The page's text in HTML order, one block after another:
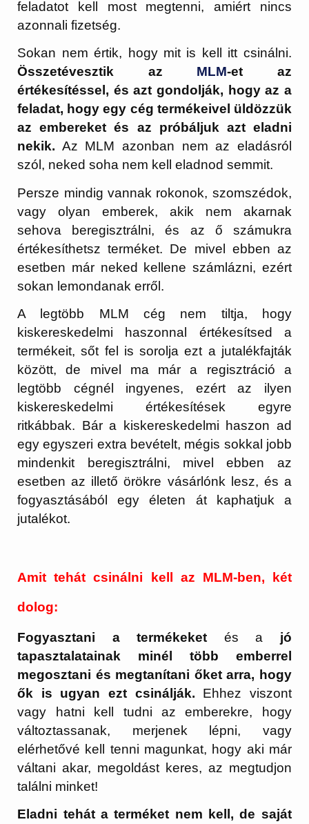
feladatot kell most megtenni, amiért nincs
azonnali fizetség.
Sokan nem értik, hogy mit is kell itt csinálni.
Összetévesztik az MLM-et az
értékesítéssel, és azt gondolják, hogy az a
feladat, hogy egy cég termékeivel üldözzük
az embereket és az próbáljuk azt eladni
nekik. Az MLM azonban nem az eladásról
szól, neked soha nem kell eladnod semmit.
Persze mindig vannak rokonok, szomszédok,
vagy olyan emberek, akik nem akarnak
sehova beregisztrálni, és az ő számukra
értékesíthetsz terméket. De mivel ebben az
esetben már neked kellene számlázni, ezért
sokan lemondanak erről.
A legtöbb MLM cég nem tiltja, hogy
kiskereskedelmi haszonnal értékesítsed a
termékeit, sőt fel is sorolja ezt a jutalékfajták
között, de mivel ma már a regisztráció a
legtöbb cégnél ingyenes, ezért az ilyen
kiskereskedelmi értékesítések egyre
ritkábbak. Bár a kiskereskedelmi haszon ad
egy egyszeri extra bevételt, mégis sokkal jobb
mindenkit beregisztrálni, mivel ebben az
esetben az illető örökre vásárlónk lesz, és a
fogyasztásából egy életen át kaphatjuk a
jutalékot.
Amit tehát csinálni kell az MLM-ben, két
dolog:
Fogyasztani a termékeket és a jó
tapasztalatainak minél több emberrel
megosztani és megtanítani őket arra, hogy
ők is ugyan ezt csinálják. Ehhez viszont
vagy hatni kell tudni az emberekre, hogy
változtassanak, merjenek lépni, vagy
elérhetővé kell tenni magunkat, hogy aki már
váltani akar, megoldást keres, az megtudjon
találni minket!
Eladni tehát a terméket nem kell, de saját